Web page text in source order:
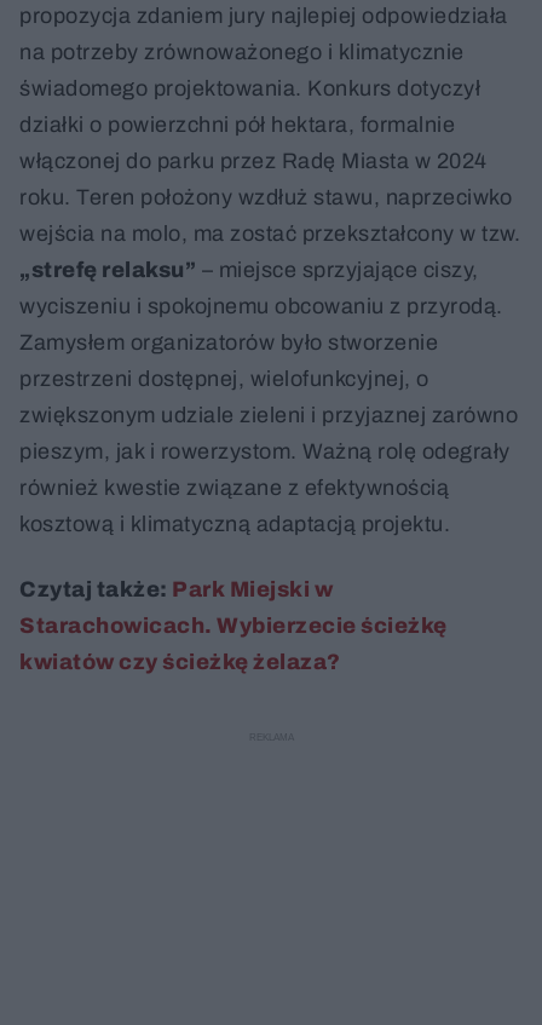
propozycja zdaniem jury najlepiej odpowiedziała
na potrzeby zrównoważonego i klimatycznie
świadomego projektowania. Konkurs dotyczył
działki o powierzchni pół hektara, formalnie
włączonej do parku przez Radę Miasta w 2024
roku. Teren położony wzdłuż stawu, naprzeciwko
wejścia na molo, ma zostać przekształcony w tzw.
„strefę relaksu” – miejsce sprzyjające ciszy,
wyciszeniu i spokojnemu obcowaniu z przyrodą.
Zamysłem organizatorów było stworzenie
przestrzeni dostępnej, wielofunkcyjnej, o
zwiększonym udziale zieleni i przyjaznej zarówno
pieszym, jak i rowerzystom. Ważną rolę odegrały
również kwestie związane z efektywnością
kosztową i klimatyczną adaptacją projektu.
Czytaj także: Park Miejski w
Starachowicach. Wybierzecie ścieżkę
kwiatów czy ścieżkę żelaza?